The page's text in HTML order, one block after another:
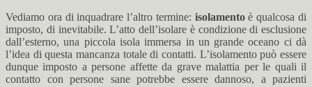
Vediamo ora di inquadrare l’altro termine: isolamentoè qualcosa di
imposto, di inevitabile. L’atto dell’isolare è condizione di esclusione
dall’esterno, una piccola isola immersa in un grande oceano ci dà
l’idea di questa mancanza totale di contatti. L’isolamento può essere
dunque imposto a persone affette da grave malattia per le quali il
contatto con persone sane potrebbe essere dannoso, a pazienti